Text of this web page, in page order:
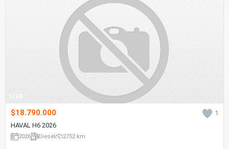
1/20
$18.790.000
1
HAVAL H6 2026
2026 Diesel 2752 km